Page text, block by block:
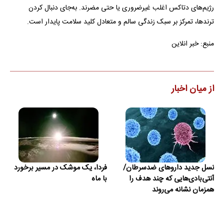
رژیم‌های دتاکس اغلب غیرضروری یا حتی مضرند. به‌جای دنبال کردن
ترندها، تمرکز بر سبک زندگی سالم و متعادل کلید سلامت پایدار است.
منبع: خبر انلاین
از میان اخبار
نسل جدید داروهای ضدسرطان/
آنتی‌بادی‌هایی که چند هدف را
همزمان نشانه می‌روند
فردا، یک موشک در مسیر برخورد
با ماه